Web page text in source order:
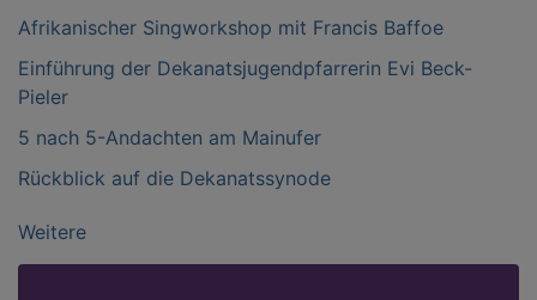
Afrikanischer Singworkshop mit Francis Baffoe
Einführung der Dekanatsjugendpfarrerin Evi Beck-
Pieler
5 nach 5-Andachten am Mainufer
Rückblick auf die Dekanatssynode
Weitere